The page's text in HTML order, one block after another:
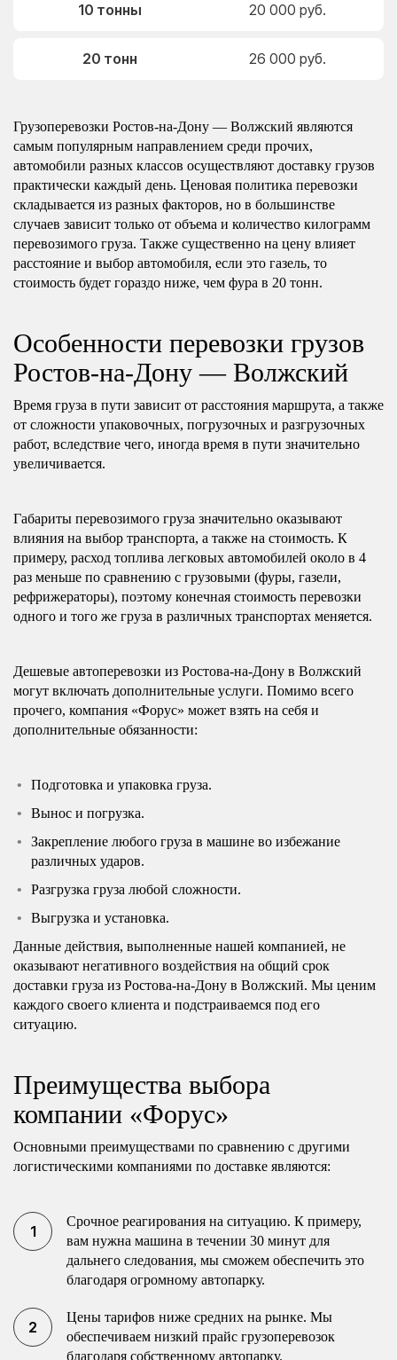
10 тонны 20 000 руб.
20 тонн 26 000 руб.
Грузоперевозки Ростов-на-Дону — Волжский являются
самым популярным направлением среди прочих,
автомобили разных классов осуществляют доставку грузов
практически каждый день. Ценовая политика перевозки
складывается из разных факторов, но в большинстве
случаев зависит только от объема и количество килограмм
перевозимого груза. Также существенно на цену влияет
расстояние и выбор автомобиля, если это газель, то
стоимость будет гораздо ниже, чем фура в 20 тонн.
Особенности перевозки грузов
Ростов-на-Дону — Волжский
Время груза в пути зависит от расстояния маршрута, а также
от сложности упаковочных, погрузочных и разгрузочных
работ, вследствие чего, иногда время в пути значительно
увеличивается.
Габариты перевозимого груза значительно оказывают
влияния на выбор транспорта, а также на стоимость. К
примеру, расход топлива легковых автомобилей около в 4
раз меньше по сравнению с грузовыми (фуры, газели,
рефрижераторы), поэтому конечная стоимость перевозки
одного и того же груза в различных транспортах меняется.
Дешевые автоперевозки из Ростова-на-Дону в Волжский
могут включать дополнительные услуги. Помимо всего
прочего, компания «Форус» может взять на себя и
дополнительные обязанности:
Подготовка и упаковка груза.
Вынос и погрузка.
Закрепление любого груза в машине во избежание
различных ударов.
Разгрузка груза любой сложности.
Выгрузка и установка.
Данные действия, выполненные нашей компанией, не
оказывают негативного воздействия на общий срок
доставки груза из Ростова-на-Дону в Волжский. Мы ценим
каждого своего клиента и подстраиваемся под его
ситуацию.
Преимущества выбора
компании «Форус»
Основными преимуществами по сравнению с другими
логистическими компаниями по доставке являются:
Срочное реагирования на ситуацию. К примеру,
вам нужна машина в течении 30 минут для
дальнего следования, мы сможем обеспечить это
благодаря огромному автопарку.
Цены тарифов ниже средних на рынке. Мы
обеспечиваем низкий прайс грузоперевозок
благодаря собственному автопарку.